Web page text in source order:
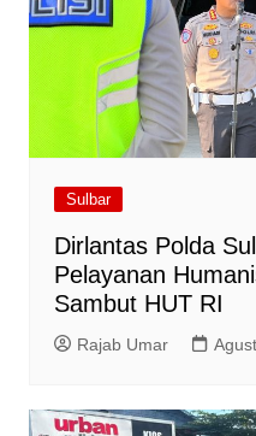
Sulbar
Dirlantas Polda
Pelayanan
Sambut HUT RI
Rajab Umar